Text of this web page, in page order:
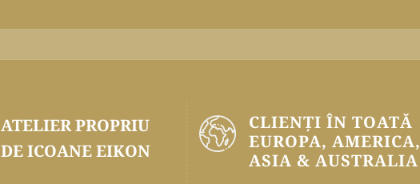
ATELIER PROPRIU
DE ICOANE EIKON
CLIENȚI ÎN TOATĂ
EUROPA, AMERICA,
ASIA & AUSTRALIA